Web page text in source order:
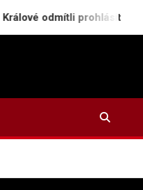
prohlásit secesní